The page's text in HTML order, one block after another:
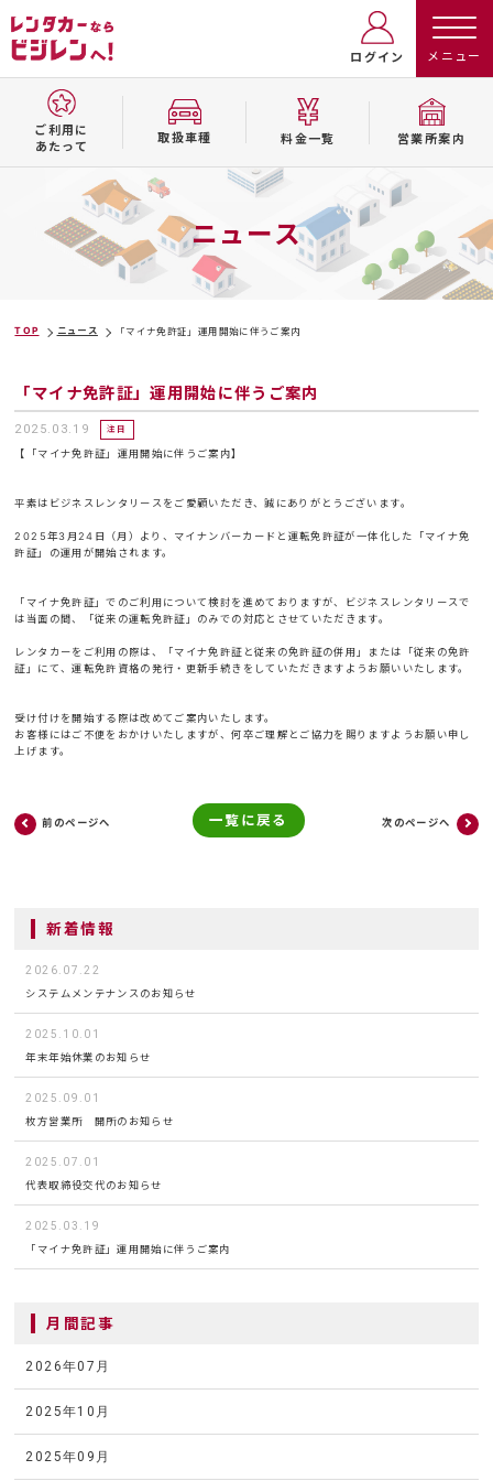
ログイン
ご利用に
あたって
取扱⾞種 料⾦⼀覧 営業所案内
ニュース
TOP ニュース 「マイナ免許証」運用開始に伴うご案内
「マイナ免許証」運用開始に伴うご案内
2025.03.19 注目
【「マイナ免許証」運用開始に伴うご案内】
平素はビジネスレンタリースをご愛顧いただき、誠にありがとうございます。
2025年3月24日（月）より、マイナンバーカードと運転免許証が一体化した「マイナ免
許証」の運用が開始されます。
「マイナ免許証」でのご利用について検討を進めておりますが、ビジネスレンタリースで
は当面の間、「従来の運転免許証」のみでの対応とさせていただきます。
レンタカーをご利用の際は、「マイナ免許証と従来の免許証の併用」または「従来の免許
証」にて、運転免許資格の発行・更新手続きをしていただきますようお願いいたします。
受け付けを開始する際は改めてご案内いたします。
お客様にはご不便をおかけいたしますが、何卒ご理解とご協力を賜りますようお願い申し
上げます。
前のページへ 一覧に戻る 次のページへ
新着情報
2026.07.22
システムメンテナンスのお知らせ
2025.10.01
年末年始休業のお知らせ
2025.09.01
枚方営業所 開所のお知らせ
2025.07.01
代表取締役交代のお知らせ
2025.03.19
「マイナ免許証」運用開始に伴うご案内
月間記事
2026年07月
2025年10月
2025年09月